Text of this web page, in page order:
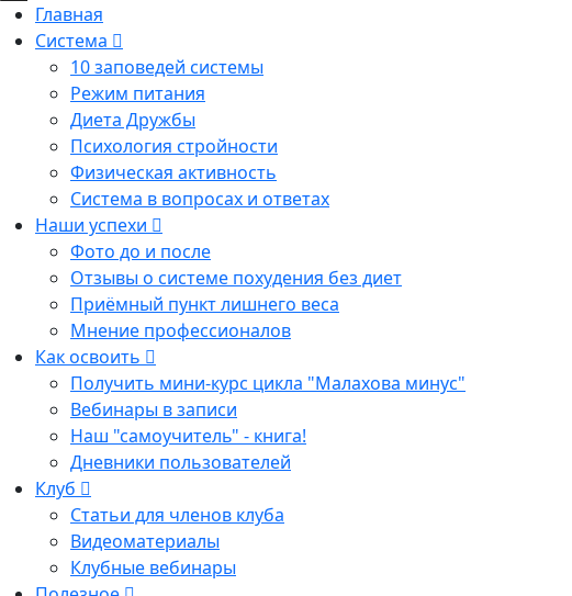
Главная
Система
10 заповедей системы
Режим питания
Диета Дружбы
Психология стройности
Физическая активность
Система в вопросах и ответах
Наши успехи
Фото до и после
Отзывы о системе похудения без диет
Приёмный пункт лишнего веса
Мнение профессионалов
Как освоить
Получить мини-курс цикла "Малахова минус"
Вебинары в записи
Наш "самоучитель" - книга!
Дневники пользователей
Клуб
Статьи для членов клуба
Видеоматериалы
Клубные вебинары